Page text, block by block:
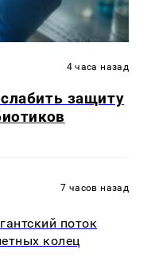
4 часа назад
защиту
7 часов назад
поток
колец